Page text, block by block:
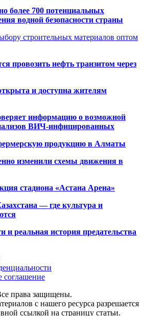
более 700 потенциальных
водной безопасности страны
строительных материалов оптом
провозить нефть транзитом через
и доступна жителям
информацию о возможной
ВИЧ-инфицированных
продукцию в Алматы
изменили схемы движения в
стадиона «Астана Арена»
— где культура и
и реальная история предательства
соглашение
права защищены.
с нашего ресурса разрешается
ссылкой на страницу статьи.